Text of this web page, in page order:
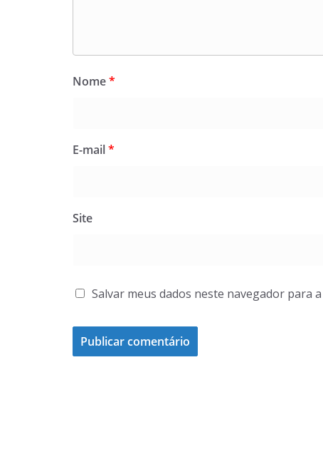
Nome*
E-mail*
Site
Salvar meus dados neste navegador para